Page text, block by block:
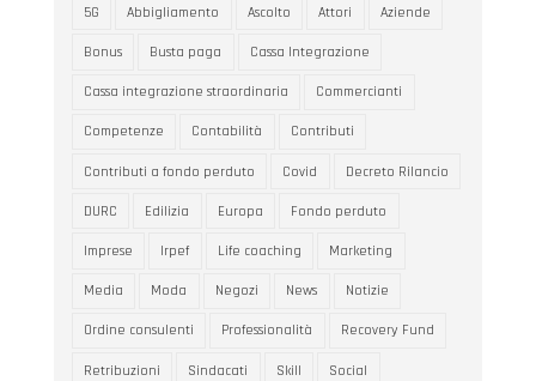
5G Abbigliamento Ascolto Attori Aziende
Bonus Busta paga Cassa Integrazione
Cassa integrazione straordinaria Commercianti
Competenze Contabilità Contributi
Contributi a fondo perduto Covid Decreto Rilancio
DURC Edilizia Europa Fondo perduto
Imprese Irpef Life coaching Marketing
Media Moda Negozi News Notizie
Ordine consulenti Professionalità Recovery Fund
Retribuzioni Sindacati Skill Social